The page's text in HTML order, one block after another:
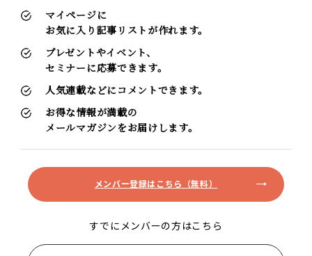
マイページに
お気に入り記事リストが作れます。
プレゼントやイベント、
セミナーに応募できます。
人気連載などにコメントできます。
お得な情報が満載の
メールマガジンをお届けします。
メンバー登録はこちら（無料）
すでにメンバーの方はこちら